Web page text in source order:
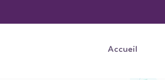
Accueil